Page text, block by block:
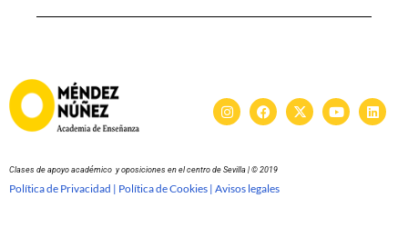
Clases de apoyo académico y oposiciones en el centro de Sevilla | © 2019
Política de Privacidad | Política de Cookies | Avisos legales